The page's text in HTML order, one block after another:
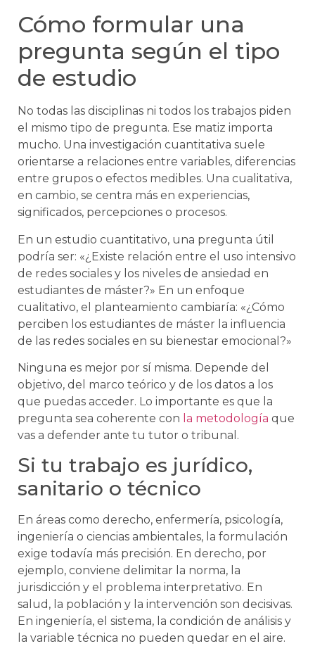
Cómo formular una
pregunta según el tipo
de estudio
No todas las disciplinas ni todos los trabajos piden
el mismo tipo de pregunta. Ese matiz importa
mucho. Una investigación cuantitativa suele
orientarse a relaciones entre variables, diferencias
entre grupos o efectos medibles. Una cualitativa,
en cambio, se centra más en experiencias,
significados, percepciones o procesos.
En un estudio cuantitativo, una pregunta útil
podría ser: «¿Existe relación entre el uso intensivo
de redes sociales y los niveles de ansiedad en
estudiantes de máster?» En un enfoque
cualitativo, el planteamiento cambiaría: «¿Cómo
perciben los estudiantes de máster la influencia
de las redes sociales en su bienestar emocional?»
Ninguna es mejor por sí misma. Depende del
objetivo, del marco teórico y de los datos a los
que puedas acceder. Lo importante es que la
pregunta sea coherente con la metodología que
vas a defender ante tu tutor o tribunal.
Si tu trabajo es jurídico,
sanitario o técnico
En áreas como derecho, enfermería, psicología,
ingeniería o ciencias ambientales, la formulación
exige todavía más precisión. En derecho, por
ejemplo, conviene delimitar la norma, la
jurisdicción y el problema interpretativo. En
salud, la población y la intervención son decisivas.
En ingeniería, el sistema, la condición de análisis y
la variable técnica no pueden quedar en el aire.